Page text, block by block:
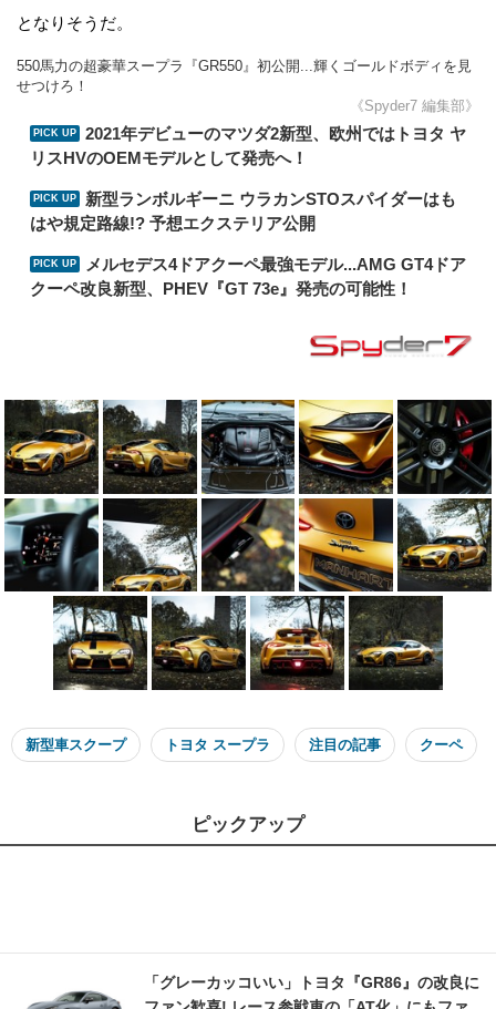
となりそうだ。
550馬力の超豪華スープラ『GR550』初公開...輝くゴールドボディを見
せつけろ！
《Spyder7 編集部》
2021年デビューのマツダ2新型、欧州ではトヨタ ヤ
リスHVのOEMモデルとして発売へ！
新型ランボルギーニ ウラカンSTOスパイダーはも
はや規定路線!? 予想エクステリア公開
メルセデス4ドアクーペ最強モデル...AMG GT4ドア
クーペ改良新型、PHEV『GT 73e』発売の可能性！
新型車スクープ トヨタ スープラ 注目の記事 クーペ
ピックアップ
「グレーカッコいい」トヨタ『GR86』の改良に